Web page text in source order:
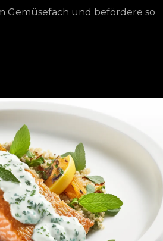
Gemüsefach und befördere so